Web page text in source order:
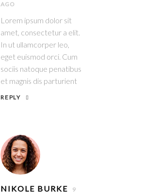
AGO
Lorem ipsum dolor sit
amet, consectetur a elit.
In ut ullamcorper leo,
eget euismod orci. Cum
sociis natoque penatibus
et magnis dis parturient
REPLY
NIKOLE BURKE
9